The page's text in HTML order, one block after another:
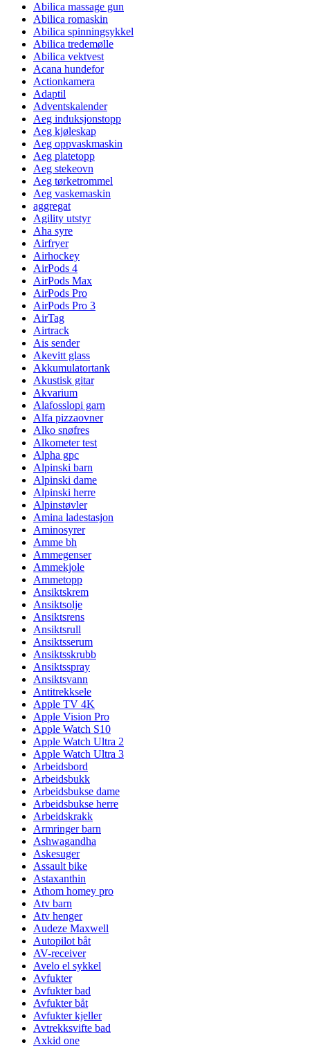
Abilica massage gun
Abilica romaskin
Abilica spinningsykkel
Abilica tredemølle
Abilica vektvest
Acana hundefor
Actionkamera
Adaptil
Adventskalender
Aeg induksjonstopp
Aeg kjøleskap
Aeg oppvaskmaskin
Aeg platetopp
Aeg stekeovn
Aeg tørketrommel
Aeg vaskemaskin
aggregat
Agility utstyr
Aha syre
Airfryer
Airhockey
AirPods 4
AirPods Max
AirPods Pro
AirPods Pro 3
AirTag
Airtrack
Ais sender
Akevitt glass
Akkumulatortank
Akustisk gitar
Akvarium
Alafosslopi garn
Alfa pizzaovner
Alko snøfres
Alkometer test
Alpha gpc
Alpinski barn
Alpinski dame
Alpinski herre
Alpinstøvler
Amina ladestasjon
Aminosyrer
Amme bh
Ammegenser
Ammekjole
Ammetopp
Ansiktskrem
Ansiktsolje
Ansiktsrens
Ansiktsrull
Ansiktsserum
Ansiktsskrubb
Ansiktsspray
Ansiktsvann
Antitrekksele
Apple TV 4K
Apple Vision Pro
Apple Watch S10
Apple Watch Ultra 2
Apple Watch Ultra 3
Arbeidsbord
Arbeidsbukk
Arbeidsbukse dame
Arbeidsbukse herre
Arbeidskrakk
Armringer barn
Ashwagandha
Askesuger
Assault bike
Astaxanthin
Athom homey pro
Atv barn
Atv henger
Audeze Maxwell
Autopilot båt
AV-receiver
Avelo el sykkel
Avfukter
Avfukter bad
Avfukter båt
Avfukter kjeller
Avtrekksvifte bad
Axkid one